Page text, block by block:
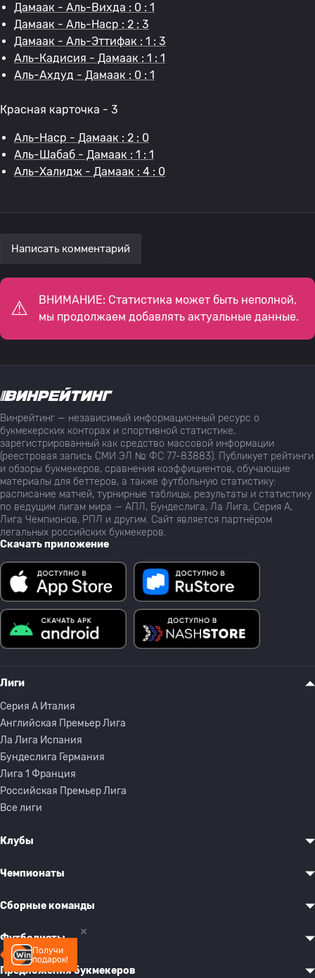
Дамаак - Аль-Вихда : 0 : 1
Дамаак - Аль-Наср : 2 : 3
Дамаак - Аль-Эттифак : 1 : 3
Аль-Кадисия - Дамаак : 1 : 1
Аль-Ахдуд - Дамаак : 0 : 1
Красная карточка - 3
Аль-Наср - Дамаак : 2 : 0
Аль-Шабаб - Дамаак : 1 : 1
Аль-Халидж - Дамаак : 4 : 0
Написать комментарий
ВНИМАНИЕ: Статистика может быть неполной,
мы продолжаем добавлять актуальные данные.
Получи
подарок!
Винрейтинг — независимый информационный ресурс о
букмекерских конторах и спортивной статистике,
зарегистрированный как средство массовой информации
(реестровая запись СМИ ЭЛ № ФС 77-83883). Публикует рейтинги
и обзоры букмекеров, сравнения коэффициентов, обучающие
материалы для беттеров, а также футбольную статистику:
расписание матчей, турнирные таблицы, результаты и статистику
по ведущим лигам мира — АПЛ, Бундеслига, Ла Лига, Серия А,
Лига Чемпионов, РПЛ и другим. Сайт является партнёром
легальных российских букмекеров.
Скачать приложение
Лиги
Серия A Италия
Английская Премьер Лига
Ла Лига Испания
Бундеслига Германия
Лига 1 Франция
Российская Премьер Лига
Все лиги
Клубы
Чемпионаты
Сборные команды
Футболисты
Предложения букмекеров